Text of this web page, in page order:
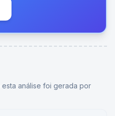
análise foi gerada por